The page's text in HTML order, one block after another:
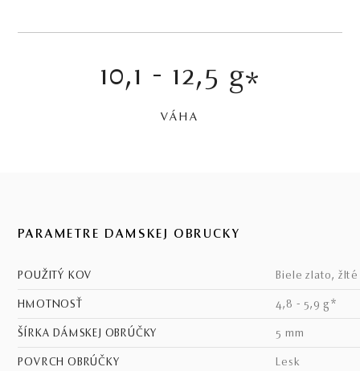
10,1 - 12,5 g*
VÁHA
PARAMETRE DÁMSKEJ OBRÚČKY
POUŽITÝ KOV biele zlato,
HMOTNOSŤ 4,8 - 5,9 g*
ŠÍRKA DÁMSKEJ OBRÚČKY 5 mm
POVRCH OBRÚČKY lesk